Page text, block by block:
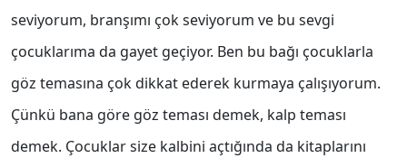
seviyorum, branşımı çok seviyorum ve bu sevgi
çocuklarıma da gayet geçiyor. Ben bu bağı çocuklarla
göz temasına çok dikkat ederek kurmaya çalışıyorum.
Çünkü bana göre göz teması demek, kalp teması
demek. Çocuklar size kalbini açtığında da kitaplarını